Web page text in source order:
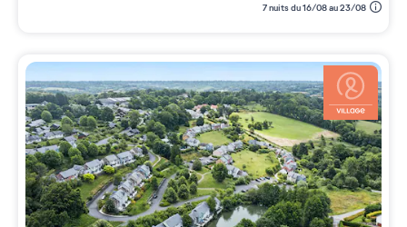
7 nuits du 16/08 au 23/08